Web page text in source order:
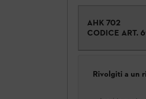
AHK 702
CODICE ART.
Rivolgiti a un